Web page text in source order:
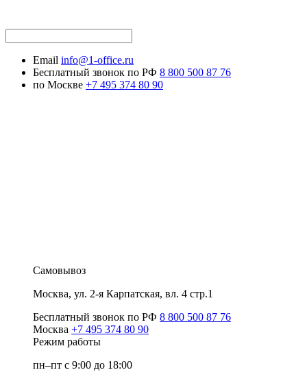
Email info@1-office.ru
Бесплатный звонок по РФ 8 800 500 87 76
по Москве +7 495 374 80 90
Самовывоз
Москва, ул. 2-я Карпатская, вл. 4 стр.1
Бесплатный звонок по РФ 8 800 500 87 76
Москва +7 495 374 80 90
Режим работы
пн–пт с 9:00 до 18:00